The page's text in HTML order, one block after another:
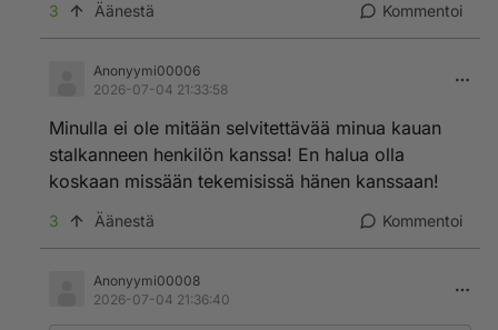
3 Äänestä Kommentoi
Anonyymi00006
2026-07-04 21:33:58
Minulla ei ole mitään selvitettävää minua kauan
stalkanneen henkilön kanssa! En halua olla
koskaan missään tekemisissä hänen kanssaan!
3 Äänestä Kommentoi
Anonyymi00008
2026-07-04 21:36:40